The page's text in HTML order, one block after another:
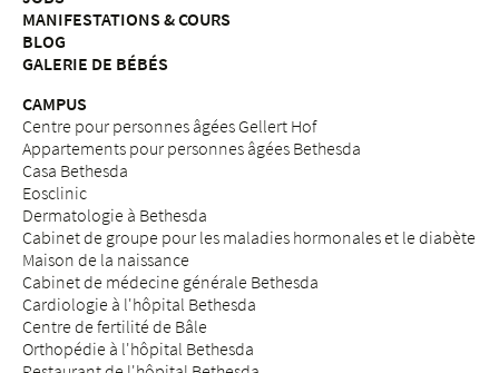
MANIFESTATIONS & COURS
BLOG
GALERIE DE BÉBÉS
CAMPUS
Centre pour personnes âgées Gellert Hof
Appartements pour personnes âgées Bethesda
Casa Bethesda
Eosclinic
Dermatologie à Bethesda
Cabinet de groupe pour les maladies hormonales et le diabète
Maison de la naissance
Cabinet de médecine générale Bethesda
Cardiologie à l'hôpital Bethesda
Centre de fertilité de Bâle
Orthopédie à l'hôpital Bethesda